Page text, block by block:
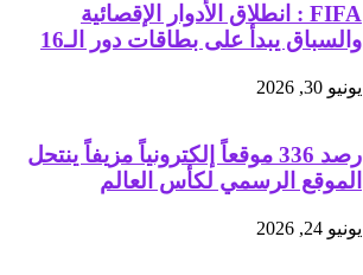
FIFA : انطلاق الأدوار الإقصائية
والسباق يبدأ على بطاقات دور الـ16
يونيو 30, 2026
رصد 336 موقعاً إلكترونياً مزيفاً ينتحل
الموقع الرسمي لكأس العالم
يونيو 24, 2026